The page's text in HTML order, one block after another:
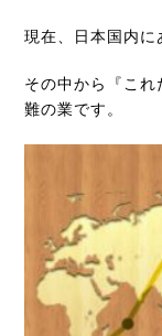
現在、日本国内
その中から『こ
難の業です。